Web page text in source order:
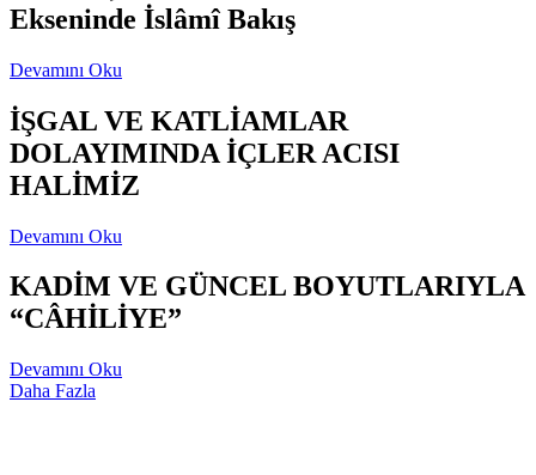
Ekseninde İslâmî Bakış
Devamını Oku
İŞGAL VE KATLİAMLAR
DOLAYIMINDA İÇLER ACISI
HALİMİZ
Devamını Oku
KADİM VE GÜNCEL BOYUTLARIYLA
“CÂHİLİYE”
Devamını Oku
Daha Fazla